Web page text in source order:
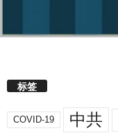
标签
COVID-19 中共